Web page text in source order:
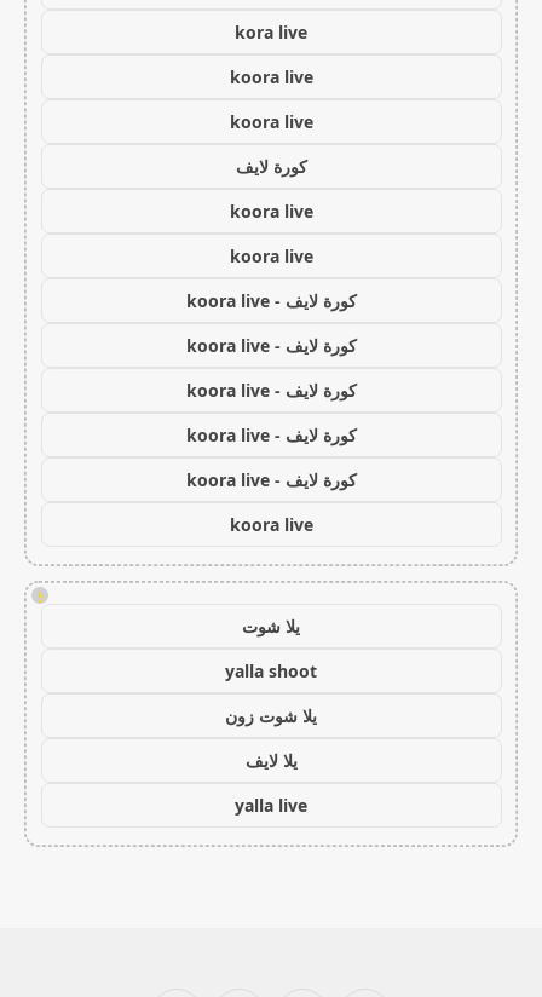
kora live
koora live
koora live
كورة لايف
koora live
koora live
كورة لايف - koora live
كورة لايف - koora live
كورة لايف - koora live
كورة لايف - koora live
كورة لايف - koora live
koora live
!
يلا شوت
yalla shoot
يلا شوت زون
يلا لايف
yalla live